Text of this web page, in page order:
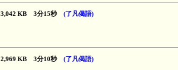
3,042 KB 3分15秒 (了凡偈語)
2,969 KB 3分10秒 (了凡偈語)